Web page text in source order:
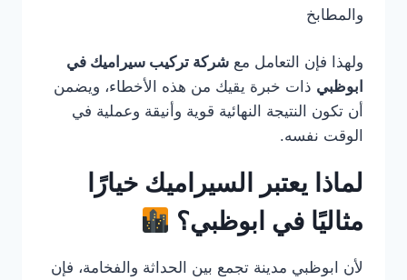
والمطابخ
ولهذا فإن التعامل مع شركة تركيب سيراميك في
ابوظبي ذات خبرة يقيك من هذه الأخطاء، ويضمن
أن تكون النتيجة النهائية قوية وأنيقة وعملية في
الوقت نفسه.
لماذا يعتبر السيراميك خيارًا
مثاليًا في ابوظبي؟
لأن ابوظبي مدينة تجمع بين الحداثة والفخامة، فإن